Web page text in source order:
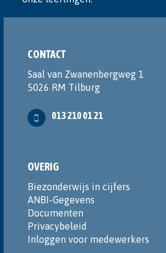
CONTACT
Saal van Zwanenbergweg 1
5026 RM Tilburg
013 210 01 21
OVERIG
Biezonderwijs in cijfers
ANBI-Gegevens
Documenten
Privacybeleid
Inloggen voor medewerkers